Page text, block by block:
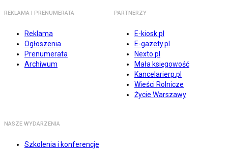
REKLAMA I PRENUMERATA
Reklama
Ogłoszenia
Prenumerata
Archiwum
PARTNERZY
E-kiosk.pl
E-gazety.pl
Nexto.pl
Mała księgowość
Kancelarierp.pl
Wieści Rolnicze
Życie Warszawy
NASZE WYDARZENIA
Szkolenia i konferencje